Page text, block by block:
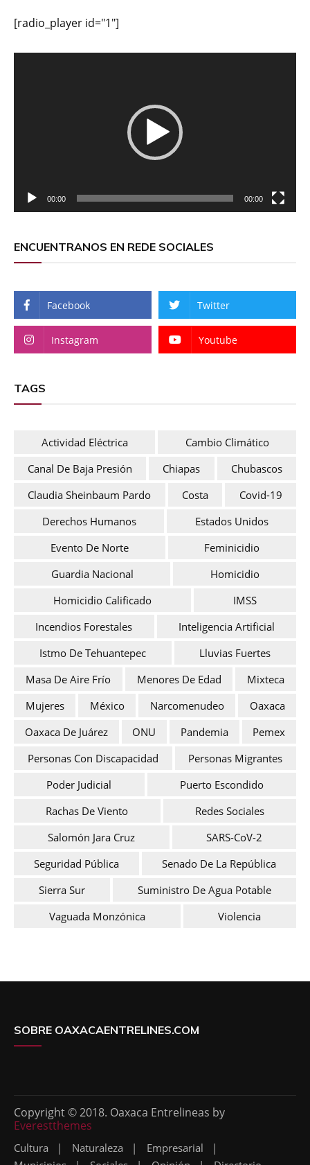
[radio_player id="1"]
00:00 00:00
ENCUENTRANOS EN REDE SOCIALES
Facebook Twitter
Instagram Youtube
TAGS
Actividad Eléctrica
Cambio Climático
Canal De Baja Presión
Chiapas
Chubascos
Claudia Sheinbaum Pardo
Costa
Covid-19
Derechos Humanos
Estados Unidos
Evento De Norte
Feminicidio
Guardia Nacional
Homicidio
Homicidio Calificado
IMSS
Incendios Forestales
Inteligencia Artificial
Istmo De Tehuantepec
Lluvias Fuertes
Masa De Aire Frío
Menores De Edad
Mixteca
Mujeres
México Narcomenudeo
Oaxaca
Oaxaca De Juárez
ONU Pandemia
Pemex
Personas Con Discapacidad
Personas Migrantes
Poder Judicial
Puerto Escondido
Rachas De Viento
Redes Sociales
Salomón Jara Cruz
SARS-CoV-2
Seguridad Pública
Senado De La República
Sierra Sur
Suministro De Agua Potable
Vaguada Monzónica
Violencia
SOBRE OAXACAENTRELINES.COM
Copyright © 2018. Oaxaca Entrelineas by
Everestthemes
Cultura Naturaleza
Empresarial